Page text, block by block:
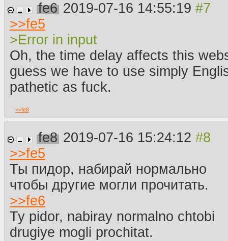
fe6 2019-07-16 14:55:19
>>fe5
>Error in input
Oh, the time delay affects this
guess we have to use simply
pathetic as fuck.
>>fe8
fe8 2019-07-16 15:24:12
>>fe5
Ты пидор, набирай нормально
чтобы другие могли прочитать.
>>fe6
Ty pidor, nabiray normalno chtobi
drugiye mogli prochitat.